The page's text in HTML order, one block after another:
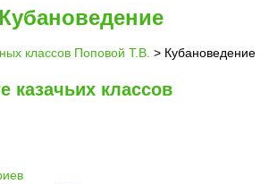
классов Поповой Т.В. > Кубановедение
казачьих классов